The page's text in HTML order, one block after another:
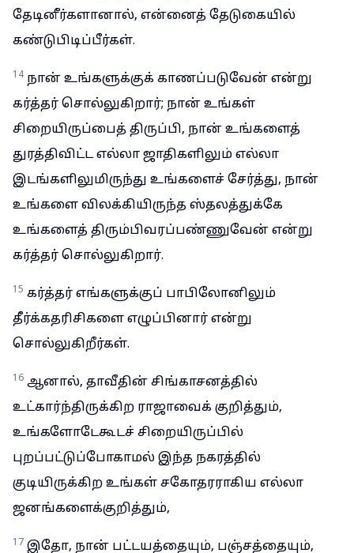
தேடினீர்களானால், என்னைத் தேடுகையில்
கண்டுபிடிப்பீர்கள்.
14 நான் உங்களுக்குக் காணப்படுவேன் என்று
கர்த்தர் சொல்லுகிறார்; நான் உங்கள்
சிறையிருப்பைத் திருப்பி, நான் உங்களைத்
துரத்திவிட்ட எல்லா ஜாதிகளிலும் எல்லா
இடங்களிலுமிருந்து உங்களைச் சேர்த்து, நான்
உங்களை விலக்கியிருந்த ஸ்தலத்துக்கே
உங்களைத் திரும்பிவரப்பண்ணுவேன் என்று
கர்த்தர் சொல்லுகிறார்.
15 கர்த்தர் எங்களுக்குப் பாபிலோனிலும்
தீர்க்கதரிசிகளை எழுப்பினார் என்று
சொல்லுகிறீர்கள்.
16 ஆனால், தாவீதின் சிங்காசனத்தில்
உட்கார்ந்திருக்கிற ராஜாவைக் குறித்தும்,
உங்களோடேகூடச் சிறையிருப்பில்
புறப்பட்டுப்போகாமல் இந்த நகரத்தில்
குடியிருக்கிற உங்கள் சகோதரராகிய எல்லா
ஜனங்களைக்குறித்தும்,
17 இதோ, நான் பட்டயத்தையும், பஞ்சத்தையும்,